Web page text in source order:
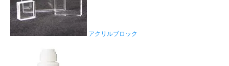
アクリルブロック